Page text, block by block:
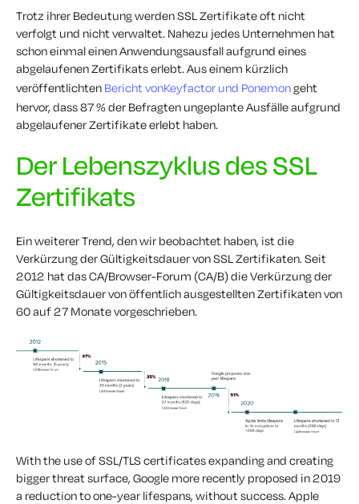
Trotz ihrer Bedeutung werden SSL Zertifikate oft nicht
verfolgt und nicht verwaltet. Nahezu jedes Unternehmen hat
schon einmal einen Anwendungsausfall aufgrund eines
abgelaufenen Zertifikats erlebt. Aus einem kürzlich
veröffentlichten Bericht vonKeyfactor und Ponemongeht
hervor, dass 87 % der Befragten ungeplante Ausfälle aufgrund
abgelaufener Zertifikate erlebt haben.
Der Lebenszyklus des SSL
Zertifikats
Ein weiterer Trend, den wir beobachtet haben, ist die
Verkürzung der Gültigkeitsdauer von SSL Zertifikaten. Seit
2012 hat das CA/Browser-Forum (CA/B) die Verkürzung der
Gültigkeitsdauer von öffentlich ausgestellten Zertifikaten von
60 auf 27 Monate vorgeschrieben.
With the use of SSL/TLS certificates expanding and creating
bigger threat surface, Google more recently proposed in 2019
a reduction to one-year lifespans, without success. Apple